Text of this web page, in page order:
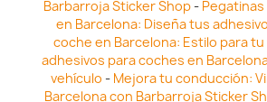
Barbarroja Sticker Shop-
en Barcelona: Diseña tus
coche en Barcelona: Estilo para
adhesivos para coches en
vehículo - Mejora tu conducción:
Barcelona con Barbarroja Sticker